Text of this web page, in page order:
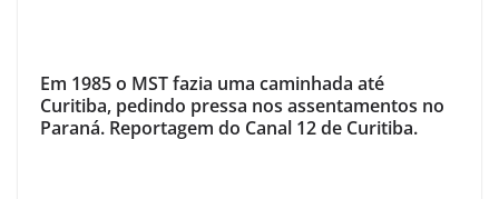
Em 1985 o MST fazia uma caminhada até
Curitiba, pedindo pressa nos assentamentos no
Paraná. Reportagem do Canal 12 de Curitiba.